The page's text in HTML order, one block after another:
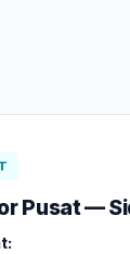
Pusat —